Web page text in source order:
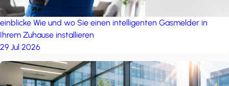
einblicke Wie und wo Sie einen intelligenten Gasmelder in
Ihrem Zuhause installieren
29 Jul 2026